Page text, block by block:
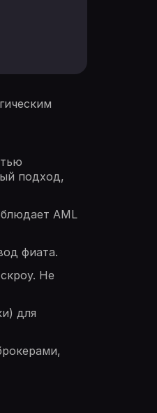
подход,
AML
фиата.
Не
для